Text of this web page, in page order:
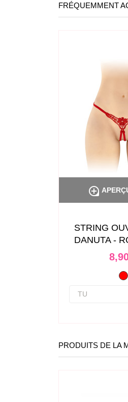
FRÉQUEMMENT

STRING
DANUTA -
Prix
PRODUITS DE LA